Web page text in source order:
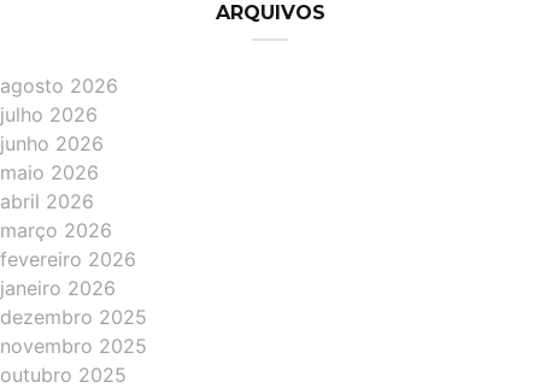
ARQUIVOS
agosto 2026
julho 2026
junho 2026
maio 2026
abril 2026
março 2026
fevereiro 2026
janeiro 2026
dezembro 2025
novembro 2025
outubro 2025